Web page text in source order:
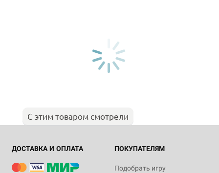
С этим товаром смотрели
ДОСТАВКА И ОПЛАТА ПОКУПАТЕЛЯМ
Подобрать игру